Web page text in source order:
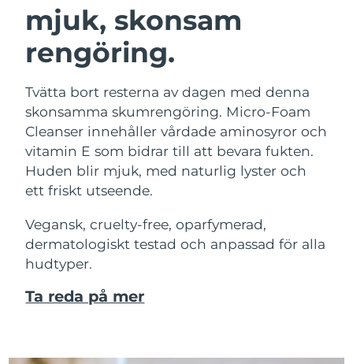
mjuk, skonsam
rengöring.
Tvätta bort resterna av dagen med denna
skonsamma skumrengöring. Micro-Foam
Cleanser innehåller vårdade aminosyror och
vitamin E som bidrar till att bevara fukten.
Huden blir mjuk, med naturlig lyster och
ett friskt utseende.
Vegansk, cruelty-free, oparfymerad,
dermatologiskt testad och anpassad för alla
hudtyper.
Ta reda på mer